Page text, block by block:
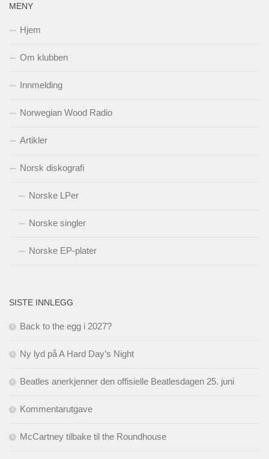
MENY
Hjem
Om klubben
Innmelding
Norwegian Wood Radio
Artikler
Norsk diskografi
Norske LPer
Norske singler
Norske EP-plater
SISTE INNLEGG
Back to the egg i 2027?
Ny lyd på A Hard Day’s Night
Beatles anerkjenner den offisielle Beatlesdagen 25. juni
Kommentarutgave
McCartney tilbake til the Roundhouse